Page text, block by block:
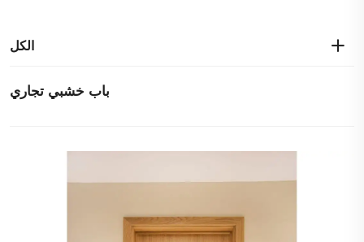
الكل
باب خشبي تجاري